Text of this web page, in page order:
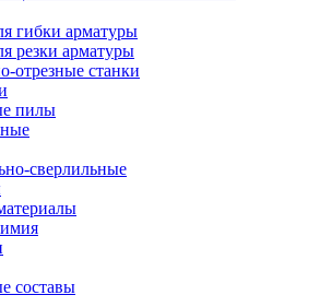
гибки арматуры
резки арматуры
отрезные станки
пилы
сверлильные
составы